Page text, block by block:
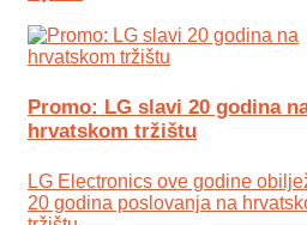
Promo: LG slavi 20 godina
hrvatskom tržištu
LG Electronics ove godine
20 godina poslovanja na